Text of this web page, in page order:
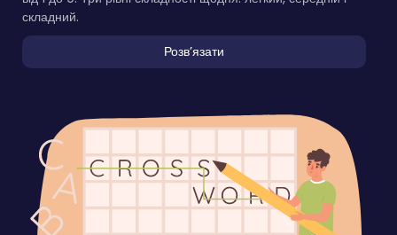
складний.
Розвʼязати